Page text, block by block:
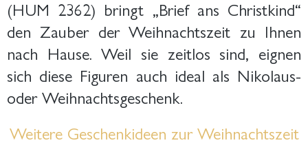
(HUM 2362) bringt „Brief ans Christkind“
den Zauber der Weihnachtszeit zu Ihnen
nach Hause. Weil sie zeitlos sind, eignen
sich diese Figuren auch ideal als Nikolaus-
oder Weihnachtsgeschenk.
Weitere Geschenkideen zur Weihnachtszeit